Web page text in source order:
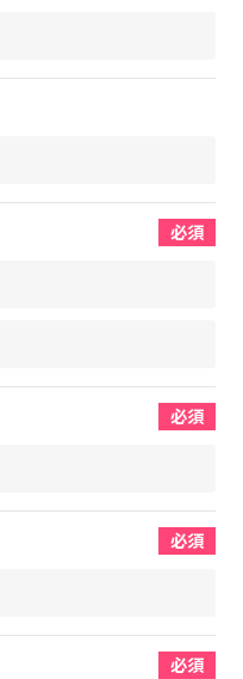
必須
必須
必須
必須